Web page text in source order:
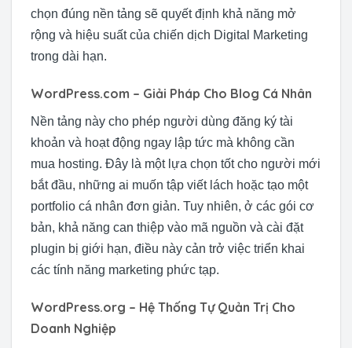
chọn đúng nền tảng sẽ quyết định khả năng mở
rộng và hiệu suất của chiến dịch Digital Marketing
trong dài hạn.
WordPress.com – Giải Pháp Cho Blog Cá Nhân
Nền tảng này cho phép người dùng đăng ký tài
khoản và hoạt động ngay lập tức mà không cần
mua hosting. Đây là một lựa chọn tốt cho người mới
bắt đầu, những ai muốn tập viết lách hoặc tạo một
portfolio cá nhân đơn giản. Tuy nhiên, ở các gói cơ
bản, khả năng can thiệp vào mã nguồn và cài đặt
plugin bị giới hạn, điều này cản trở việc triển khai
các tính năng marketing phức tạp.
WordPress.org – Hệ Thống Tự Quản Trị Cho
Doanh Nghiệp